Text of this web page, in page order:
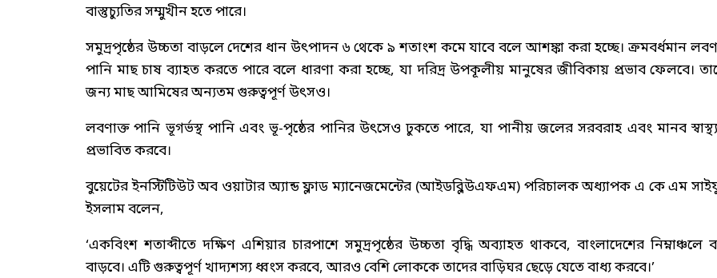
বাস্তুচ্যুতির সম্মুখীন হতে পারে।
সমুদ্রপৃষ্ঠের উচ্চতা বাড়লে দেশের ধান উৎপাদন ৬ থেকে ৯ শতাংশ কমে যাবে বলে আশঙ্কা করা হচ্ছে। ক্রমবর্ধমান
পানি মাছ চাষ ব্যাহত করতে পারে বলে ধারণা করা হচ্ছে, যা দরিদ্র উপকূলীয় মানুষের জীবিকায় প্রভাব ফেলবে।
জন্য মাছ আমিষের অন্যতম গুরুত্বপূর্ণ উৎসও।
লবণাক্ত পানি ভূগর্ভস্থ পানি এবং ভূ-পৃষ্ঠের পানির উৎসেও ঢুকতে পারে, যা পানীয় জলের সরবরাহ এবং মানব
প্রভাবিত করবে।
বুয়েটের ইনস্টিটিউট অব ওয়াটার অ্যান্ড ফ্লাড ম্যানেজমেন্টের (আইডব্লিউএফএম) পরিচালক অধ্যাপক এ কে এম
ইসলাম বলেন,
‘একবিংশ শতাব্দীতে দক্ষিণ এশিয়ার চারপাশে সমুদ্রপৃষ্ঠের উচ্চতা বৃদ্ধি অব্যাহত থাকবে, বাংলাদেশের নিম্নাঞ্চলে
বাড়বে। এটি গুরুত্বপূর্ণ খাদ্যশস্য ধ্বংস করবে, আরও বেশি লোককে তাদের বাড়িঘর ছেড়ে যেতে বাধ্য করবে।’